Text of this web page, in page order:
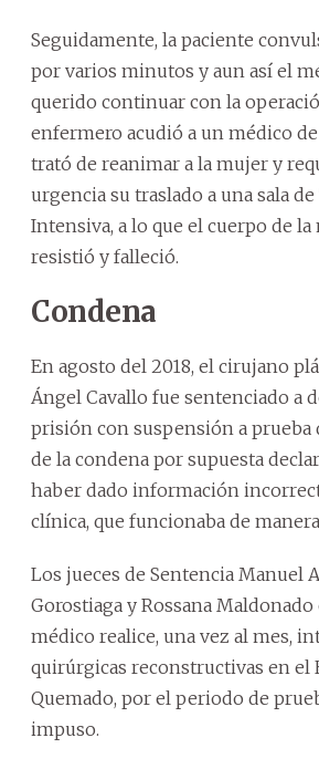
Seguidamente, la paciente
por varios minutos y aun así el
querido continuar con la
enfermero acudió a un médico
trató de reanimar a la mujer y
urgencia su traslado a una sala
Intensiva, a lo que el cuerpo de
resistió y falleció.
Condena
En agosto del 2018, el cirujano
Ángel Cavallo fue sentenciado a
prisión con suspensión a prueba
de la condena por supuesta
haber dado información
clínica, que funcionaba de
Los jueces de Sentencia Manuel
Gorostiaga y Rossana
médico realice, una vez al mes,
quirúrgicas reconstructivas en el
Quemado, por el periodo de
impuso.